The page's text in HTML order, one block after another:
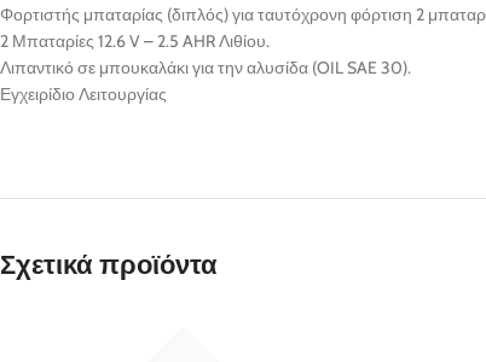
Φορτιστής μπαταρίας (διπλός) για ταυτόχρονη φόρτιση 2
2 Μπαταρίες 12.6 V – 2.5 AHR Λιθίου.
Λιπαντικό σε μπουκαλάκι για την αλυσίδα (OIL SAE 30).
Εγχειρίδιο Λειτουργίας
Σχετικά προϊόντα